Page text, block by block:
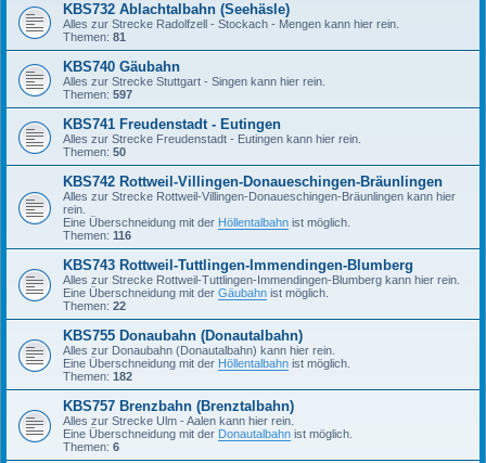
KBS732 Ablachtalbahn (Seehäsle)
Alles zur Strecke Radolfzell - Stockach - Mengen kann hier rein.
Themen: 81
KBS740 Gäubahn
Alles zur Strecke Stuttgart - Singen kann hier rein.
Themen: 597
KBS741 Freudenstadt - Eutingen
Alles zur Strecke Freudenstadt - Eutingen kann hier rein.
Themen: 50
KBS742 Rottweil-Villingen-Donaueschingen-Bräunlingen
Alles zur Strecke Rottweil-Villingen-Donaueschingen-Bräunlingen kann hier
rein.
Eine Überschneidung mit der Höllentalbahn ist möglich.
Themen: 116
KBS743 Rottweil-Tuttlingen-Immendingen-Blumberg
Alles zur Strecke Rottweil-Tuttlingen-Immendingen-Blumberg kann hier rein.
Eine Überschneidung mit der Gäubahn ist möglich.
Themen: 22
KBS755 Donaubahn (Donautalbahn)
Alles zur Donaubahn (Donautalbahn) kann hier rein.
Eine Überschneidung mit der Höllentalbahn ist möglich.
Themen: 182
KBS757 Brenzbahn (Brenztalbahn)
Alles zur Strecke Ulm - Aalen kann hier rein.
Eine Überschneidung mit der Donautalbahn ist möglich.
Themen: 6